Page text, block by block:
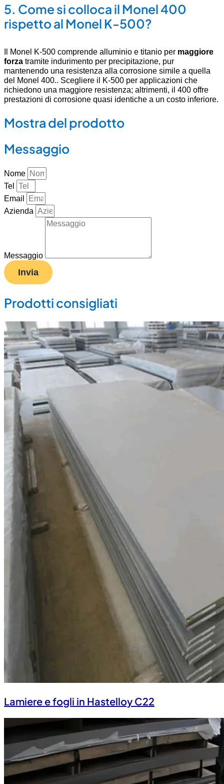
5. Come si colloca il Monel 400
rispetto al Monel K-500?
Il Monel K-500 comprende alluminio e titanio per maggiore
forza tramite indurimento per precipitazione, pur
mantenendo una resistenza alla corrosione simile a quella
del Monel 400.. Scegliere il K-500 per applicazioni che
richiedono una maggiore resistenza; altrimenti, il 400 offre
prestazioni di corrosione quasi identiche a un costo inferiore.
Mostra del prodotto
Messaggio
Nome
Tel
Email
Azienda
Messaggio
Invia
Prodotti consigliati
Lamiere e fogli in Hastelloy C22